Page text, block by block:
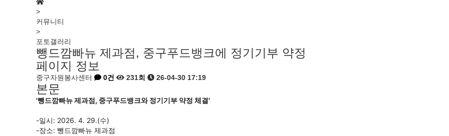
>
커뮤니티
>
포토갤러리
뺑드깜빠뉴 제과점, 중구푸드뱅크에 정기기부 약정
페이지 정보
중구자원봉사센터 0건 231회 26-04-30 17:19
본문
'뺑드깜빠뉴 제과점, 중구푸드뱅크와 정기기부 약정 체결'
-일시: 2026. 4. 29.(수)
-장소: 뺑드깜빠뉴 제과점